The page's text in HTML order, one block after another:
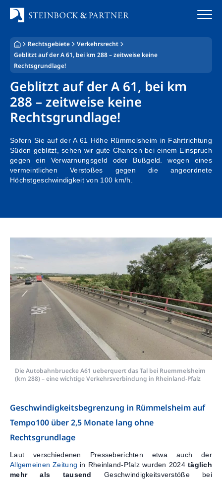
Inhalt
springen
Startseite
Kanzlei
Team
Standorte
Rechtsgebiete
Steuerberatung
Kontakt
Rechtsgebiete
Verkehrsrecht
Geblitzt auf der A 61, bei km 288 – zeitweise keine
Rechtsgrundlage!
Geblitzt auf der A 61, bei km
288 – zeitweise keine
Rechtsgrundlage!
Sofern Sie auf der A 61 Höhe Rümmelsheim in Fahrtrichtung
Süden geblitzt, sehen wir gute Chancen bei einem Einspruch
gegen ein Verwarnungsgeld oder Bußgeld. wegen eines
vermeintlichen Verstoßes gegen die angeordnete
Höchstgeschwindigkeit von 100 km/h.
Die Autobahnbruecke A61 ueberquert das Tal bei Ruemmelsheim
(km 288) – eine wichtige Verkehrsverbindung in Rheinland-Pfalz
Geschwindigkeitsbegrenzung in Rümmelsheim auf
Tempo100 über 2,5 Monate lang ohne
Rechtsgrundlage
Laut verschiedenen Presseberichten etwa auch der
Allgemeinen Zeitung in Rheinland-Pfalz wurden 2024täglich
mehr als tausend
Geschwindigkeitsverstöße bei